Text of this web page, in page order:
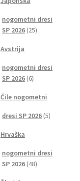
nogometni dresi
SP 2026 2525
Avstrija
nogometni dresi
SP 2026 66
Čile nogometni
dresi SP 2026 55
Hrvaška
nogometni dresi
SP 2026 4848